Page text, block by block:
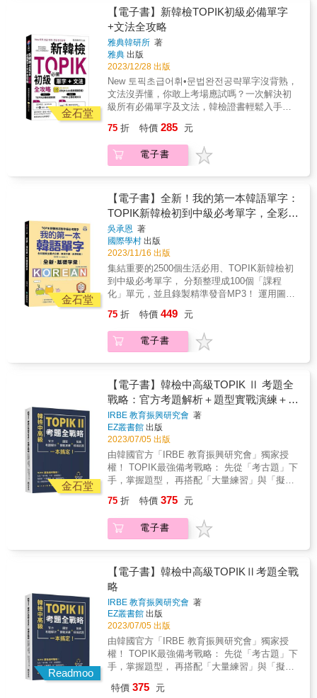
有單字心智圖，帶領讀者藉由漢字增加韓語字
彙量◆超豐富的補充單字收錄在附錄中，CP值
爆表◆提供QR碼音檔線上收聽與下載
碼方式提供，可隨書中內容掃描聆聽，免按上
下鍵搜尋，快速地讓音檔與內容互相搭配。亦
可掃描全書 MP3 下載 QR 碼，不需註冊會員，
或額外安裝自己不熟悉的播放 APP 才能聽，更
省去每次聽音檔都要掃描的麻煩！（註：由於
iOS系統對檔案下載的限制，iPhone用戶需升級
至iOS 13以上，方可使用全書完整打包下載連
結。） & 本書特色 & ◆ 各科考試介紹、應考
TIP ◆ 考古題、範例題完整解析 ◆ 實戰考題
練習＋解析 ◆ 「必考單字」整理 ◆ 「必考文
法」整理 ◆ 隨書附考試專用作答紙、聽力測驗
QR碼線上音檔 &
整理好了，只要買這一本就夠囉。 & ★ 基本學
習 + 考試技巧 + 模擬試題，成就使用《新韓檢
初級應考祕笈》的特點！ 本書收錄的單字、文
法是以TOPIK歷屆考古題、國立國語院課綱和
重點大學韓語教材分析結果為基礎編寫而成，
其中題目解析皆由一線教育人員提供，絕對都
是必考重點。書中會先帶大家學習單字跟文
法，分析考題類型，接著解析考古題，最後會
還有提供考試技巧，提供考生們明確的學習目
標。同時本系列還有進階書籍《新韓檢中高級
應考祕笈》可供選擇，選擇本系列用書，使你
能更順利的更進一步將韓語往上提升。 & ★ 附
贈 QR 碼線上音檔隨掃隨聽！ 本書音檔以QR
碼方式提供，可隨書中內容掃描聆聽，免按上
下鍵搜尋，快速地讓音檔與內容互相搭配。亦
可掃描全書 MP3 下載 QR 碼，不需註冊會員，
或額外安裝自己不熟悉的播放 APP 才能聽，更
省去每次聽音檔都要掃描的麻煩！（註：由於
iOS系統對檔案下載的限制，iPhone用戶需升級
至iOS 13以上，方可使用全書完整打包下載連
結。） & 本書特色 & ◆ 各科考試介紹、應考
TIP ◆ 考古題、範例題完整解析 ◆ 實戰考題
練習＋解析 ◆ 「必考單字」整理 ◆ 「必考文
法」整理 ◆ 隨書附考試專用作答紙、聽力測驗
QR碼線上音檔 &
語的重要性也跟著與日俱增。 不論你是想增加
第二、三外語的能力，還是從事韓語相關工
作， 甚至是到韓國觀光、留學，TOPIK韓語檢
定考試 絕對是你一定要通過的考試之一。 有了
這本《新韓檢TOPIK 初級＋中級單字一本全搞
定》， 你靠自學也能輕鬆通過韓語檢定！ &
金石堂
【電子書】新韓檢TOPIK初級必備單字
+文法全攻略
雅典韓研所 著
雅典 出版
2023/12/28 出版
New 토픽초급어휘•문법완전공략單字沒背熟，
文法沒弄懂，你敢上考場應試嗎？一次解決初
級所有必備單字及文法，韓檢證書輕鬆入手！
韓語檢定考題最常出現的初級文法。除了掌握
必考單字與文法，還有簡單例句幫助學習，再
配合QR Code音檔朗讀加強聽力，讓您一次搞
75 折 特價 285 元
電子書
金石堂
【電子書】全新！我的第一本韓語單字：
TOPIK新韓檢初到中級必考單字，全彩圖
解主題式分類，教學方便，自學輕鬆！
吳承恩 著
國際學村 出版
2023/11/16 出版
集結重要的2500個生活必用、TOPIK新韓檢初
到中級必考單字， 分類整理成100個「課程
化」單元，並且錄製精準發音MP3！ 運用圖像
韓語教師吳承恩以多年現場教學經驗，歸納出
的學習祕技大公開！ 自學者、初學者、教學者
都能方便使用的單字課本 ◆第一本「課程式安
是為渴望快速掌握韓語詞彙的學習者，所設計
的韓語單字書課本。內容以單字的意義構造為
基礎，可幫助自學者、學生學習，及老師備課
時深入理解詞彙的詞意和用法。傳統的單字書
通常按主題列出詞彙目錄，這會讓學習者覺得
自己必須背誦大量詞彙而承受很大的壓力與負
擔。吳承恩老師深入研究如何用最有效的學習
方法掌握詞意、讓學習者在日常生活對話中使
用詞彙並擴展詞彙意義，以及是否有一種方法
可以按照詞義對困難的詞彙進行分類，最後將
裡。不論是初學者還是已有一定基礎的學習
者，甚至希望用此書來迅速提升學生韓語單字
力的老師，都能讓你在此書中發現有用的學習
礎實力！ 全書收錄超過2500個單字，從初級到
中級以上的學習者皆適用！內容經過嚴格篩
選，絕非以初級課本的單字堆砌而成。書中分
為三大部分，初學者可以由Part1開始，學習數
字、時間、個人周遭事物的日常生活單字，奠
定基礎實力，此篇相當於韓語檢定TOPIKⅠ初
級的基礎字彙。初級以上的學習者，建議先溫
故知新Part1的內容，再進入Part2學習實用單
Part2和Part3挑選喜好的主題學習，釐清各單字
75 折 特價 449 元
電子書
金石堂
【電子書】韓檢中高級TOPIK Ⅱ 考題全
戰略：官方考題解析＋題型實戰演練＋擬
真模擬試題，一本搞定！
IRBE 教育振興研究會 著
EZ叢書館 出版
2023/07/05 出版
由韓國官方「IRBE 教育振興研究會」獨家授
權！ TOPIK最強備考戰略： 先從「考古題」下
手，掌握題型， 再搭配「大量練習」與「擬真
官方自2020年起不再公開考古題，準備起來更
加不易。來自韓國的「IRBE 教育振興研究會」
團隊，因長期研究韓檢與韓語教育，不僅擅長
略》，替你節省寶貴時間，一次考取理想成
績！ 本書特色 特色一：逐題解析考古題，徹底
搞懂韓檢考法 韓檢考什麼、怎麼考、有哪些題
型，答案都在「考古題」裡！ 本書帶你一題一
題練習「第60回官方授權考古題」，解析題目
中的關鍵字、句型，以及各題型準備方向，並
補充每個選項正確或錯誤的原因，讓你完全掌
握考試題型，奠定應考實力。 特色二：超過
300題實戰演練，熟悉韓檢題型 聽力、寫作、
閱讀，所有題型解析後皆提供大量實戰演練
75 折 特價 375 元
電子書
Readmoo
【電子書】韓檢中高級TOPIKⅡ考題全戰
略
IRBE 教育振興研究會 著
EZ叢書館 出版
2023/07/05 出版
由韓國官方「IRBE 教育振興研究會」獨家授
權！ TOPIK最強備考戰略： 先從「考古題」下
手，掌握題型， 再搭配「大量練習」與「擬真
官方自2020年起不再公開考古題，準備起來更
特價 375 元